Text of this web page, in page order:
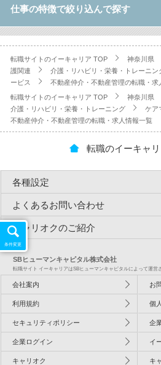
仕事の特徴で絞り込んで探す
転職サイトのイーキャリア TOP 神奈川県
護関連
介護・リハビリ・栄養・トレーニン
ービス
不動産仲介・不動産管理の転職・求
転職サイトのイーキャリア TOP 神奈川県
介護・リハビリ・栄養・トレーニング
ケア
不動産仲介・不動産管理の転職・求人情報一覧
条件変更
転職のイーキャ
各種設定
よくあるお問い合わせ
キャリオクのご紹介
SBヒューマンキャピタル株式会社
転職サイト イーキャリアはSBヒューマンキャピタルによって運営
会社案内 お
利用規約 個
セキュリティポリシー 企
企業ログイン イ
キャリオク キ